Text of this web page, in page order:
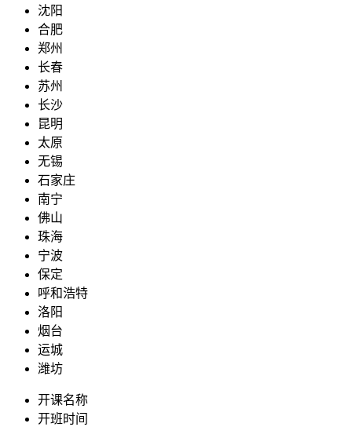
沈阳
合肥
郑州
长春
苏州
长沙
昆明
太原
无锡
石家庄
南宁
佛山
珠海
宁波
保定
呼和浩特
洛阳
烟台
运城
潍坊
开课名称
开班时间